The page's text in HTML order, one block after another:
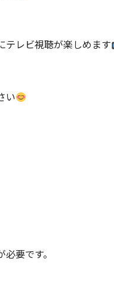
テレビ視聴が楽しめます
い
要です。